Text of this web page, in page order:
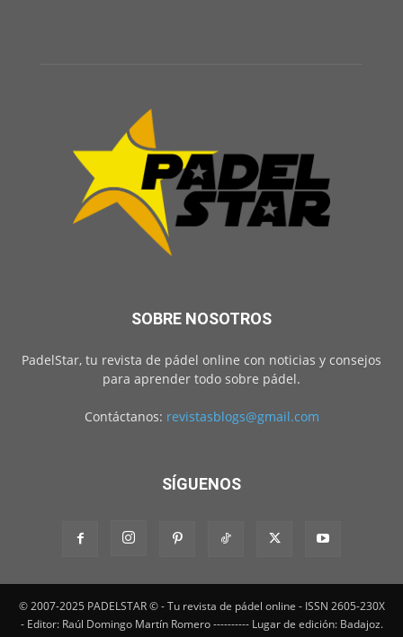
SOBRE NOSOTROS
PadelStar, tu revista de pádel online con noticias y consejos
para aprender todo sobre pádel.
Contáctanos: revistasblogs@gmail.com
SÍGUENOS
© 2007-2025 PADELSTAR © - Tu revista de pádel online - ISSN 2605-230X
- Editor: Raúl Domingo Martín Romero ---------- Lugar de edición: Badajoz.